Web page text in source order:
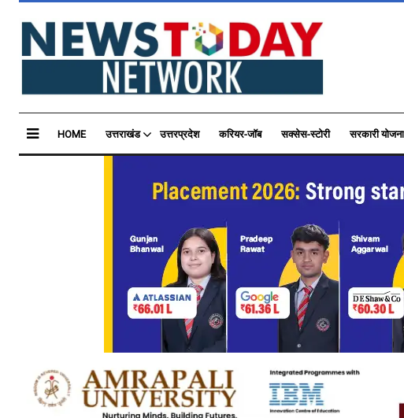
HOME उत्तराखंड उत्तरप्रदेश करियर-जॉब सक्सेस-स्टोरी सरकारी योजना